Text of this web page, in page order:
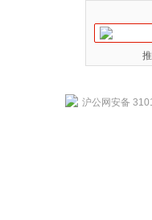
沪公网安备